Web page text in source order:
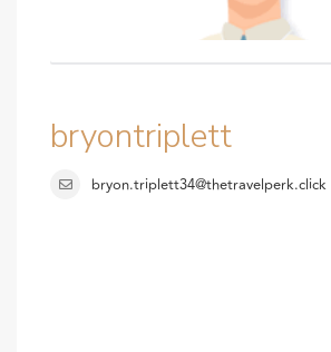
bryontriplett
bryon.triplett34@thetravelperk.click